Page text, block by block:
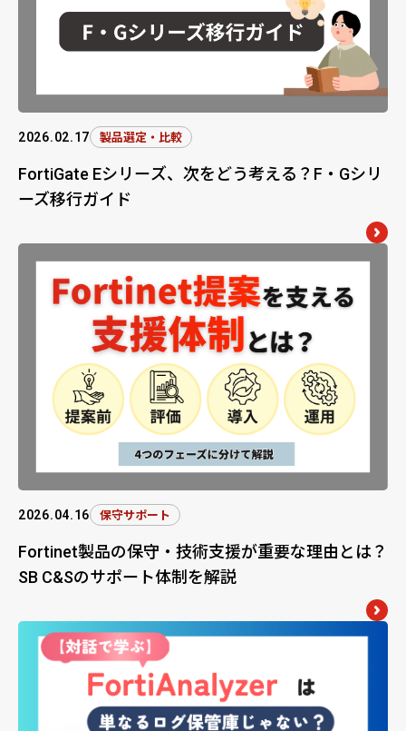
2026.02.17 製品選定・比較
FortiGate Eシリーズ、次をどう考える？F・Gシリ
ーズ移行ガイド
2026.04.16 保守サポート
Fortinet製品の保守・技術支援が重要な理由とは？
SB C&Sのサポート体制を解説